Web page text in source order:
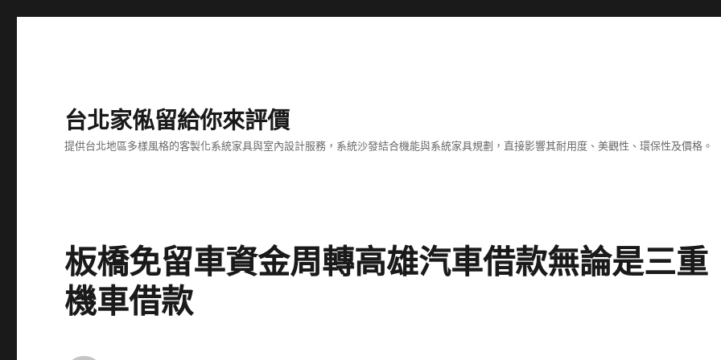
台北家俬留給你來評價
提供台北地區多樣風格的客製化系統家具與室內設計服務，系統沙發結合機能與系統家具規劃，直接影響其耐用度、美觀性、環保性及價格。
板橋免留車資金周轉高雄汽車借款無論是三重
機車借款